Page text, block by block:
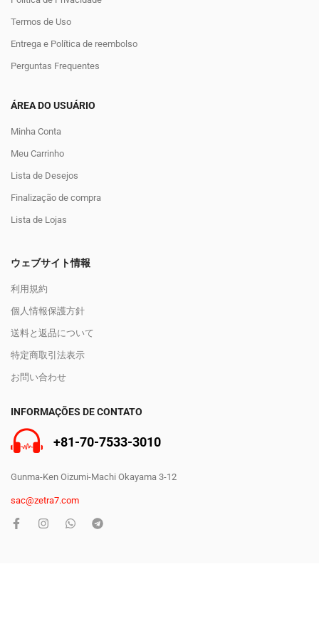
Termos de Uso
Entrega e Política de reembolso
Perguntas Frequentes
ÁREA DO USUÁRIO
Minha Conta
Meu Carrinho
Lista de Desejos
Finalização de compra
Lista de Lojas
ウェブサイト情報
利用規約
個人情報保護方針
送料と返品について
特定商取引法表示
お問い合わせ
INFORMAÇÕES DE CONTATO
+81-70-7533-3010
Gunma-Ken Oizumi-Machi Okayama 3-12
sac@zetra7.com